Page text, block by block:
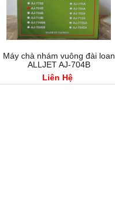
Máy chà nhám vuông đài loan
ALLJET AJ-704B
Liên Hệ